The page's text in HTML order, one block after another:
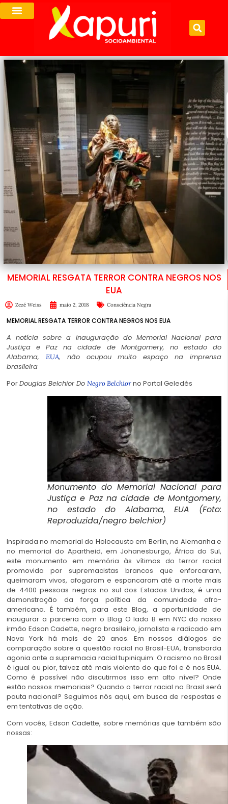
MEMORIAL RESGATA TERROR CONTRA NEGROS NOS
EUA
Zezé Weiss maio 2, 2018 Consciência Negra
MEMORIAL RESGATA TERROR CONTRA NEGROS NOS EUA
A notícia sobre a inauguração do Memorial Nacional para
Justiça e Paz na cidade de Montgomery, no estado do
Alabama, EUA, não ocupou muito espaço na imprensa
brasileira
PorDouglas Belchior Do Negro Belchiorno Portal Geledés
Monumento do Memorial Nacional para
Justiça e Paz na cidade de Montgomery,
no estado do Alabama, EUA (Foto:
Reproduzida/negro belchior)
Inspirada no memorial do Holocausto em Berlin, na Alemanha e
no memorial do Apartheid, em Johanesburgo, África do Sul,
este monumento em memória às vítimas do terror racial
promovida por supremacistas brancos que enforcaram,
queimaram vivos, afogaram e espancaram até a morte mais
de 4400 pessoas negras no sul dos Estados Unidos, é uma
demonstração da força política da comunidade afro-
americana. É também, para este Blog, a oportunidade de
inaugurar a parceria com o Blog O lado B em NYC do nosso
irmão Edson Cadette, negro brasileiro, jornalista e radicado em
Nova York há mais de 20 anos. Em nossos diálogos de
comparação sobre a questão racial no Brasil-EUA, transborda
agonia ante a supremacia racial tupiniquim: O racismo no Brasil
é igual ou pior, talvez até mais violento do que foi e é nos EUA.
Como é possível não discutirmos isso em alto nível? Onde
estão nossos memoriais? Quando o terror racial no Brasil será
pauta nacional? Seguimos nós aqui, em busca de respostas e
em tentativas de ação.
Com vocês, Edson Cadette, sobre memórias que também são
nossas: